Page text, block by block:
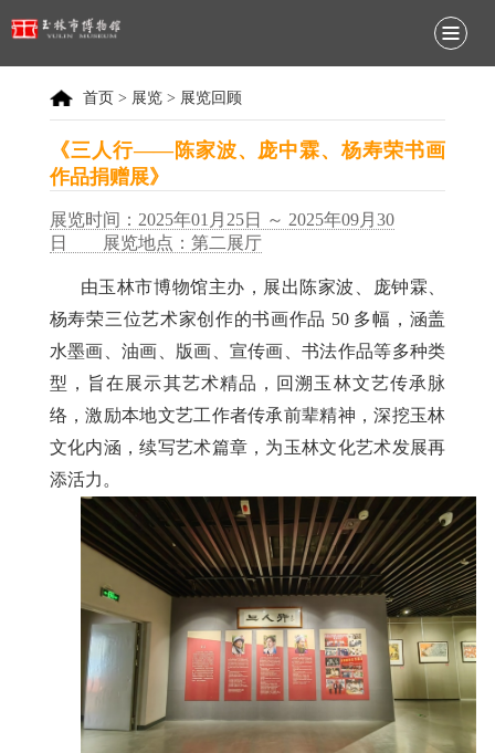
首页 > 展览> 展览回顾
《三人行——陈家波、庞中霖、杨寿荣书画
作品捐赠展》
展览时间：2025年01月25日 ～ 2025年09月30
日 展览地点：第二展厅
由玉林市博物馆主办，展出陈家波、庞钟霖、
杨寿荣三位艺术家创作的书画作品 50 多幅，涵盖
水墨画、油画、版画、宣传画、书法作品等多种类
型，旨在展示其艺术精品，回溯玉林文艺传承脉
络，激励本地文艺工作者传承前辈精神，深挖玉林
文化内涵，续写艺术篇章，为玉林文化艺术发展再
添活力。